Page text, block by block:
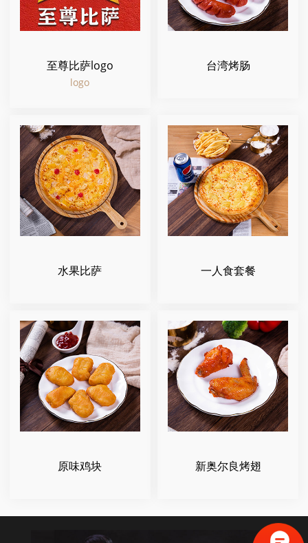
至尊比萨logo
logo
台湾烤肠
水果比萨 一人食套餐
原味鸡块 新奥尔良烤翅